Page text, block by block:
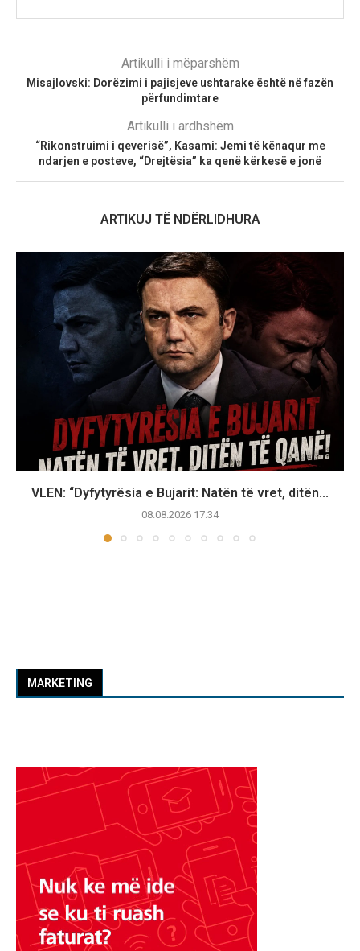
Artikulli i mëparshëm
Misajlovski: Dorëzimi i pajisjeve ushtarake është në fazën
përfundimtare
Artikulli i ardhshëm
“Rikonstruimi i qeverisë”, Kasami: Jemi të kënaqur me
ndarjen e posteve, “Drejtësia” ka qenë kërkesë e jonë
ARTIKUJ TË NDËRLIDHURA
VLEN: “Dyfytyrësia e Bujarit: Natën të vret, ditën...
08.08.2026 17:34
MARKETING